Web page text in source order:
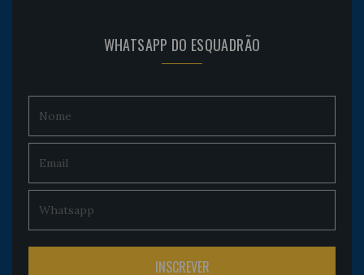
WHATSAPP DO ESQUADRÃO